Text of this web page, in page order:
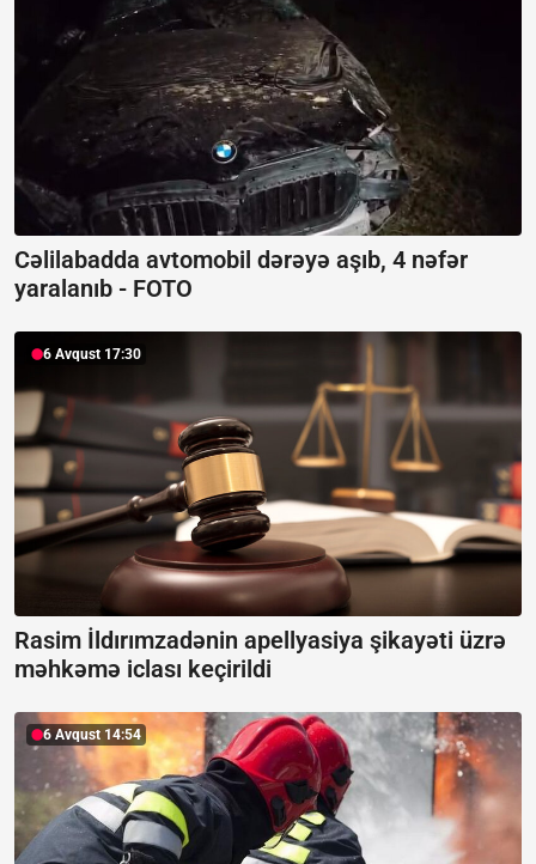
Cəlilabadda avtomobil dərəyə aşıb, 4 nəfər
yaralanıb - FOTO
6 Avqust 17:30
Rasim İldırımzadənin apellyasiya şikayəti üzrə
məhkəmə iclası keçirildi
6 Avqust 14:54